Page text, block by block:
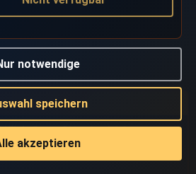
Klick-Game ©Version 2.3.3
notwendige
speichern
akzeptieren